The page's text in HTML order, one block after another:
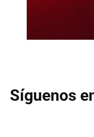
Síguenos